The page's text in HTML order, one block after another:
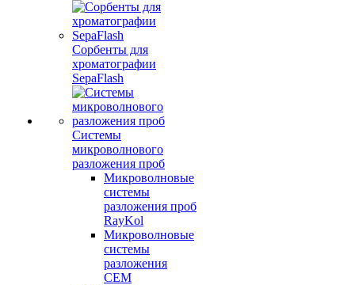
Сорбенты для
хроматографии
SepaFlash
Системы
микроволнового
разложения проб
Микроволновые
системы
разложения проб
RayKol
Микроволновые
системы
разложения
CEM